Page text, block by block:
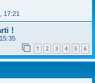
17:21
!
1 2 3 4 5 6